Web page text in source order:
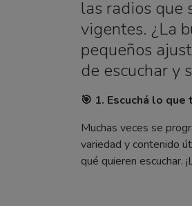
las radios que
vigentes. ¿La
pequeños
de escuchar y
🎯 1. Escuchá lo
Muchas veces se
variedad y contenido
qué quieren escuchar.